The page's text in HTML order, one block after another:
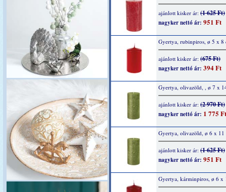
ajánlott kisker ár: (1 625 Ft)
nagyker nettó ár: 951 Ft
Gyertya, rubinpiros, ø 5 x 8
ajánlott kisker ár: (675 Ft)
nagyker nettó ár: 394 Ft
Gyertya, olivazöld, , ø 7 x
ajánlott kisker ár: (2 970 Ft)
nagyker nettó ár: 1 775 Ft
Gyertya, olivazöld, ø 6 x 11
ajánlott kisker ár: (1 625 Ft)
nagyker nettó ár: 951 Ft
Gyertya, kárminpiros, ø 6 x